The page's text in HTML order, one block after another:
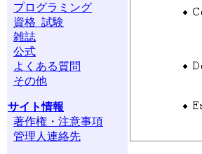
プログラミング
資格 試験
雑誌
公式
よくある質問
その他
サイト情報
著作権・注意事項
管理人連絡先